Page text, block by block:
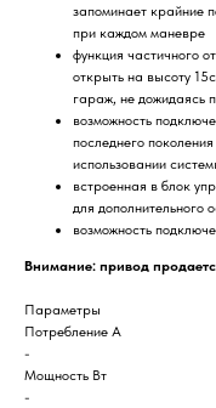
запоминает крайние
при каждом маневре
функция частичного
открыть на высоту
гараж, не дожидаясь
возможность
последнего
использовании
встроенная в блок
для дополнительного
возможность
Внимание: привод
Параметры
Потребление А
-
Мощность Вт
-